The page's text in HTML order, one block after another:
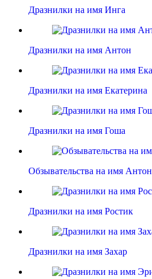
Дразнилки на имя Инга
Дразнилки на имя Антон
Дразнилки на имя Екатерина
Дразнилки на имя Гоша
Обзывательства на имя Антон
Дразнилки на имя Ростик
Дразнилки на имя Захар